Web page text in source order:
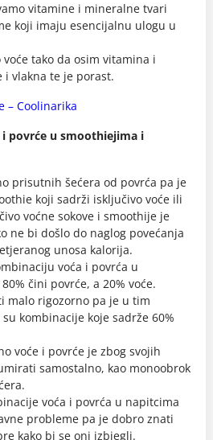
vitamine i mineralne tvari
koji imaju esencijalnu ulogu u
tako da osim vitamina i
vlakna te je porast.
– Coolinarika
povrće u smoothiejima i
prisutnih šećera od povrća pa je
koji sadrži isključivo voće ili
voćne sokove i smoothije je
ne bi došlo do naglog povećanja
unosa kalorija.
voća i povrća u
čini povrće, a 20% voće.
malo rigozorno pa je u tim
kombinacije koje sadrže 60%
voće i povrće je zbog svojih
samostalno, kao monoobrok
voća i povrća u napitcima
probleme pa je dobro znati
kako bi se oni izbjegli.